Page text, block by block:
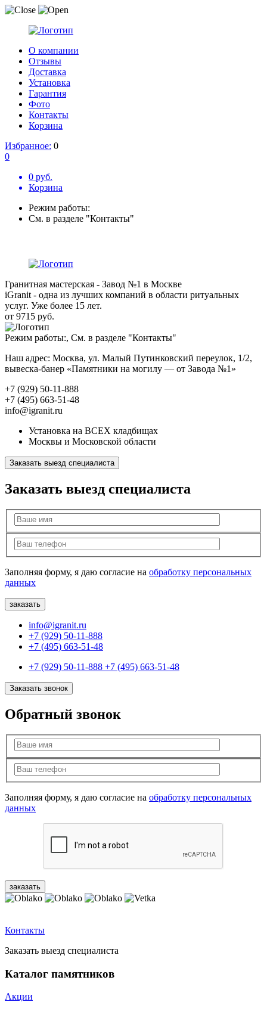
О компании
Отзывы
Доставка
Установка
Гарантия
Фото
Контакты
Корзина
Избранное: 0
0
0 руб.
Корзина
Режим работы:
См. в разделе "Контакты"
Гранитная мастерская - Завод №1 в Москве
iGranit - одна из лучших компаний в области ритуальных
услуг. Уже более 15 лет.
от 9715 руб.
Режим работы:, См. в разделе "Контакты"
Наш адрес: Москва, ул. Малый Путинковский переулок, 1/2,
вывеска-банер «Памятники на могилу — от Завода №1»
+7 (929) 50-11-888
+7 (495) 663-51-48
info@igranit.ru
Установка на ВСЕХ кладбищах
Москвы и Московской области
Заказать выезд специалиста
Заказать выезд специалиста
Заполняя форму, я даю согласие на обработку персональных
данных
info@igranit.ru
+7 (929) 50-11-888
+7 (495) 663-51-48
+7 (929) 50-11-888 +7 (495) 663-51-48
Заказать звонок
Обратный звонок
Заполняя форму, я даю согласие на обработку персональных
данных
Контакты
Заказать выезд специалиста
Каталог памятников
Акции